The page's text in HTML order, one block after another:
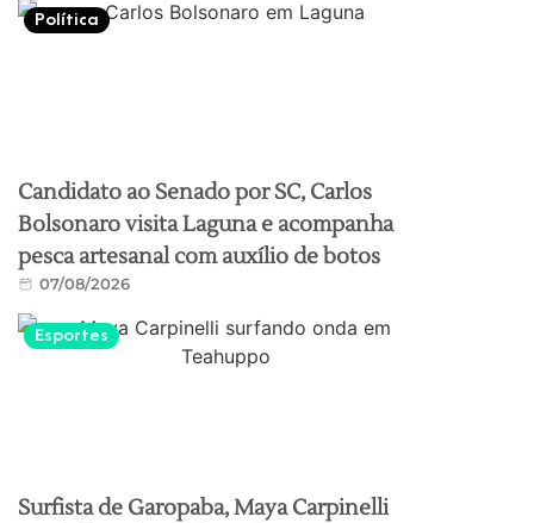
Política
Candidato ao Senado por SC, Carlos
Bolsonaro visita Laguna e acompanha
pesca artesanal com auxílio de botos
07/08/2026
Esportes
Surfista de Garopaba, Maya Carpinelli